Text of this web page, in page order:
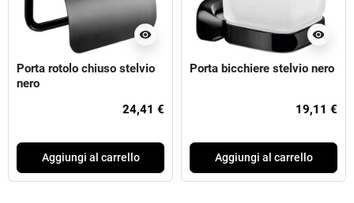
visibility
Porta rotolo chiuso stelvio
nero
24,41 €
Aggiungi al carrello
visibility
Porta bicchiere stelvio nero
19,11 €
Aggiungi al carrello